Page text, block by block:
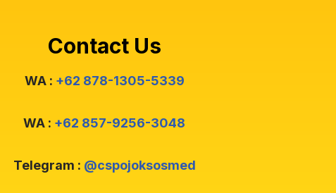
Contact Us
WA : +62 878-1305-5339
WA : +62 857-9256-3048
Telegram : @cspojoksosmed